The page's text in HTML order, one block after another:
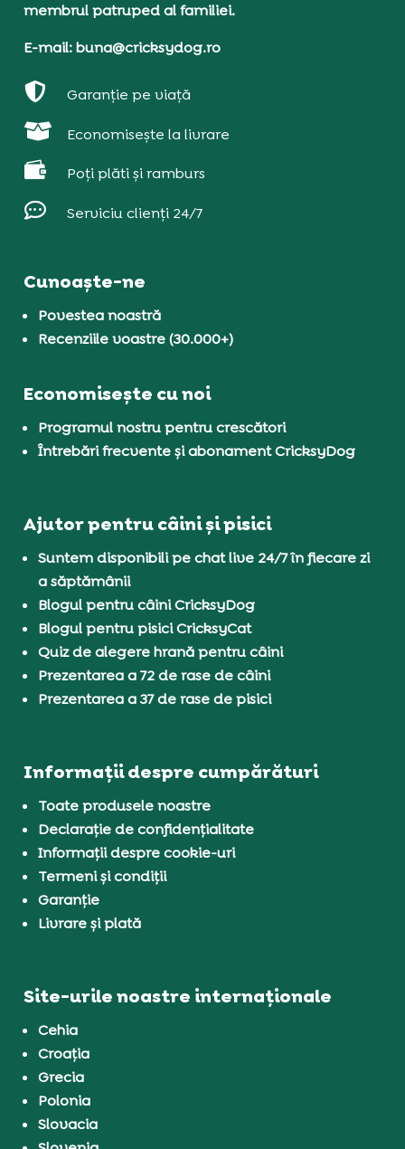
membrul patruped al familiei.
E-mail: buna@cricksydog.ro
 Garanție pe viață
 Economisește la livrare
 Poți plăti și ramburs
 Serviciu clienți 24/7
Cunoaște-ne
Povestea noastră
Recenziile voastre (30.000+)
Economisește cu noi
Programul nostru pentru crescători
Întrebări frecvente și abonament CricksyDog
Ajutor pentru câini și pisici
Suntem disponibili pe chat live 24/7 în fiecare zi
a săptămânii
Blogul pentru câini CricksyDog
Blogul pentru pisici CricksyCat
Quiz de alegere hrană pentru câini
Prezentarea a 72 de rase de câini
Prezentarea a 37 de rase de pisici
Informații despre cumpărături
Toate produsele noastre
Declarație de confidențialitate
Informații despre cookie-uri
Termeni și condiții
Garanție
Livrare și plată
Site-urile noastre internaționale
Cehia
Croația
Grecia
Polonia
Slovacia